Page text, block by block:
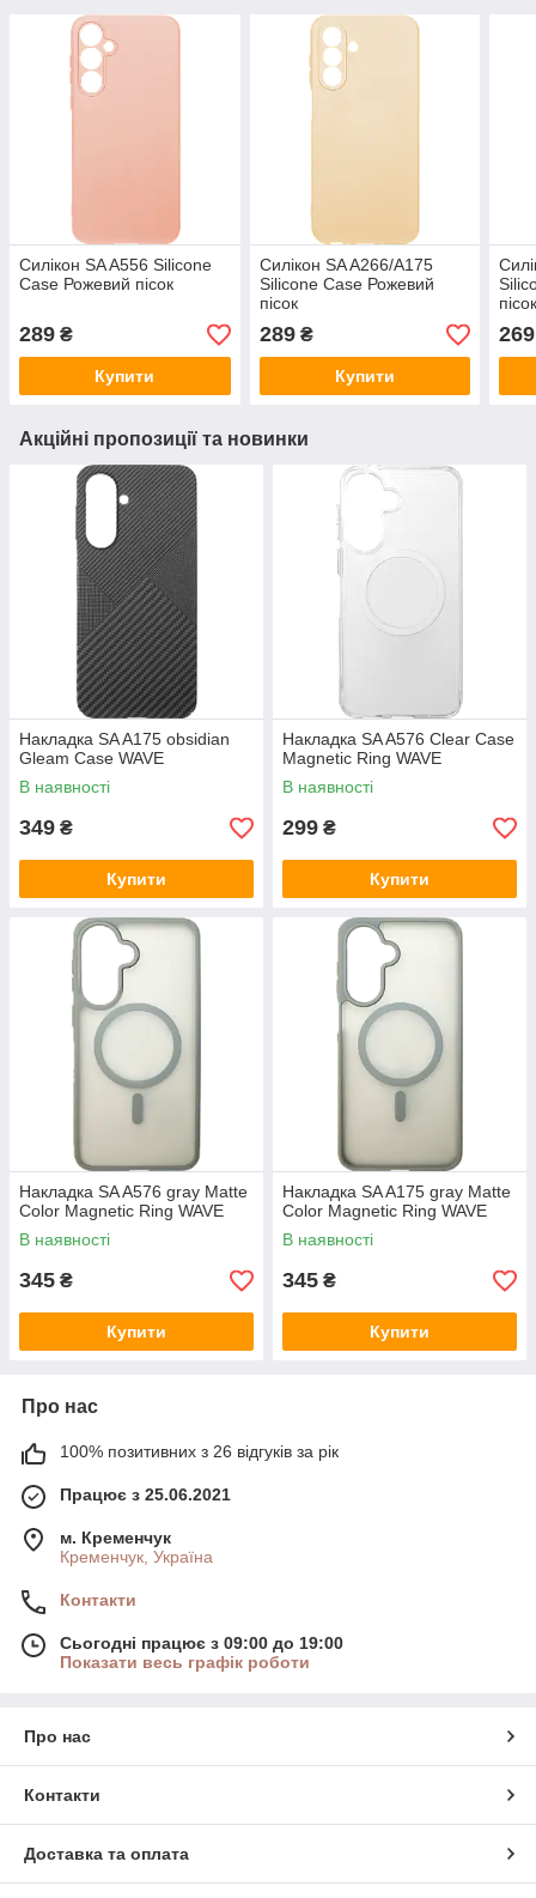
Силікон SA A556 Silicone
Case Рожевий пісок
289 ₴
Купити
Силікон SA A266/A175
Silicone Case Рожевий
пісок
289₴
Купити
269
Акційні пропозиції та новинки
Накладка SA A175 obsidian
Gleam Case WAVE
В наявності
349 ₴
Купити
Накладка SA A576 Clear Case
Magnetic Ring WAVE
В наявності
299 ₴
Купити
Накладка SA A576 gray Matte
Color Magnetic Ring WAVE
В наявності
345 ₴
Купити
Накладка SA A175 gray Matte
Color Magnetic Ring WAVE
В наявності
345 ₴
Купити
Про нас
100% позитивних з 26 відгуків за рік
Працює з 25.06.2021
м. Кременчук
Кременчук, Україна
Контакти
Сьогодні працює з 09:00 до 19:00
Показати весь графік роботи
Про нас
Контакти
Доставка та оплата